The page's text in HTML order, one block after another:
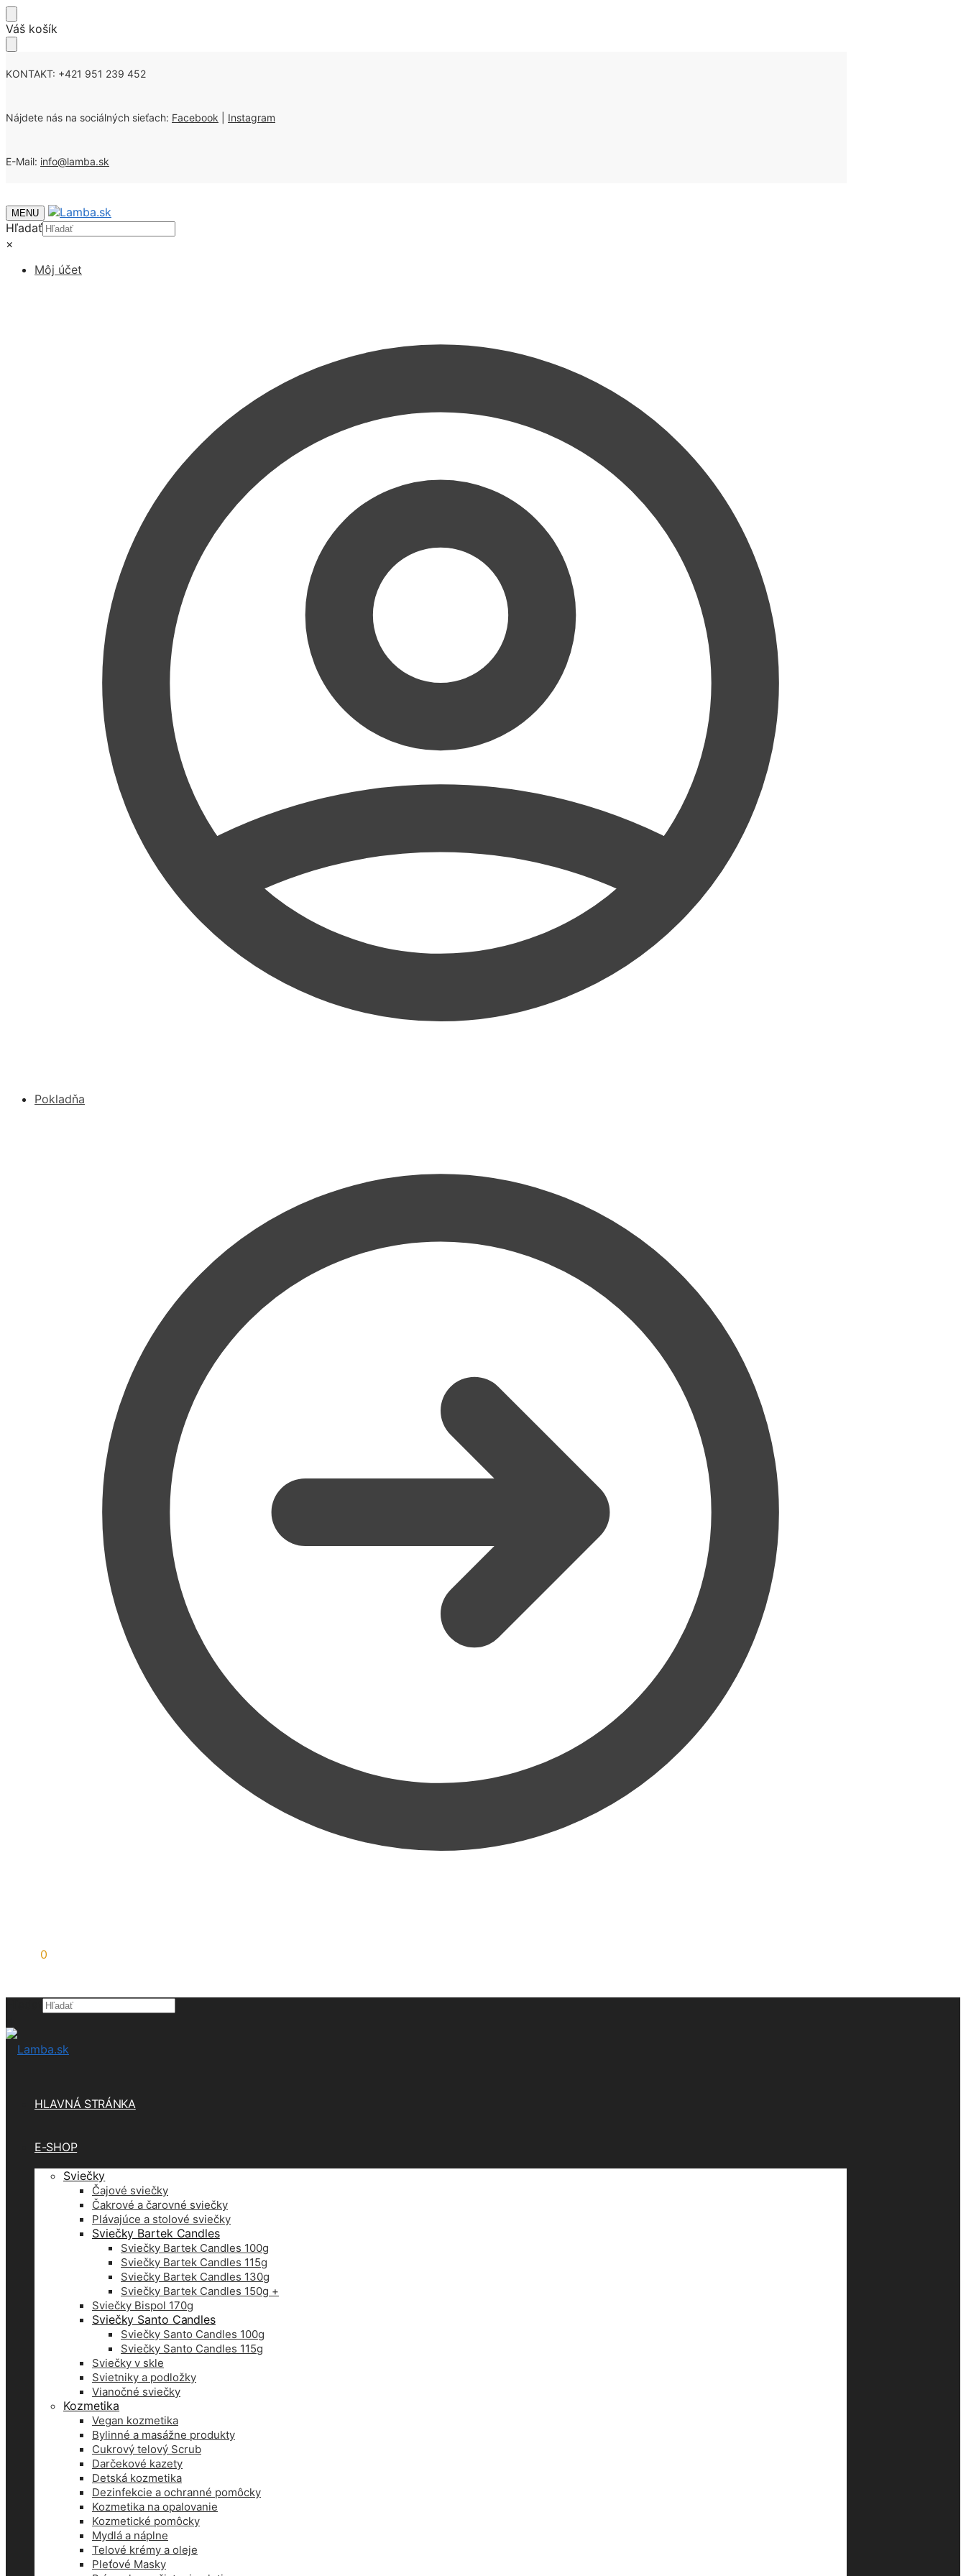
Skip
to
Skip
to
Váš košík
KONTAKT: +421 951 239 452
Nájdete nás na sociálných sieťach: Facebook Instagram
E-Mail: info@lamba.sk
MENU
Hľadať
×
Môj účet
Pokladňa
0
HLAVNÁ STRÁNKA
E-SHOP
Sviečky
Čajové sviečky
Čakrové a čarovné sviečky
Plávajúce a stolové sviečky
Sviečky Bartek Candles
Sviečky Bartek Candles 100g
Sviečky Bartek Candles 115g
Sviečky Bartek Candles 130g
Sviečky Bartek Candles 150g +
Sviečky Bispol 170g
Sviečky Santo Candles
Sviečky Santo Candles 100g
Sviečky Santo Candles 115g
Sviečky v skle
Svietniky a podložky
Vianočné sviečky
Kozmetika
Vegan kozmetika
Bylinné a masážne produkty
Cukrový telový Scrub
Darčekové kazety
Detská kozmetika
Dezinfekcie a ochranné pomôcky
Kozmetika na opalovanie
Kozmetické pomôcky
Mydlá a náplne
Telové krémy a oleje
Pleťové Masky